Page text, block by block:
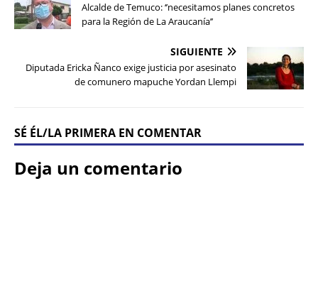
Alcalde de Temuco: ‘’necesitamos planes concretos
para la Región de La Araucanía’’
SIGUIENTE
Diputada Ericka Ñanco exige justicia por asesinato
de comunero mapuche Yordan Llempi
SÉ ÉL/LA PRIMERA EN COMENTAR
Deja un comentario